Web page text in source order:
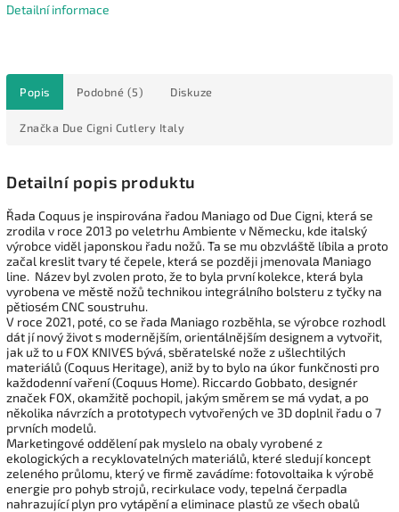
Detailní informace
Popis Podobné (5) Diskuze
Značka Due Cigni Cutlery Italy
Detailní popis produktu
Řada Coquus je inspirována řadou Maniago od Due Cigni, která se
zrodila v roce 2013 po veletrhu Ambiente v Německu, kde italský
výrobce viděl japonskou řadu nožů. Ta se mu obzvláště líbila a proto
začal kreslit tvary té čepele, která se později jmenovala Maniago
line. Název byl zvolen proto, že to byla první kolekce, která byla
vyrobena ve městě nožů technikou integrálního bolsteru z tyčky na
pětiosém CNC soustruhu.
V roce 2021, poté, co se řada Maniago rozběhla, se výrobce rozhodl
dát jí nový život s modernějším, orientálnějším designem a vytvořit,
jak už to u FOX KNIVES bývá, sběratelské nože z ušlechtilých
materiálů (Coquus Heritage), aniž by to bylo na úkor funkčnosti pro
každodenní vaření (Coquus Home). Riccardo Gobbato, designér
značek FOX, okamžitě pochopil, jakým směrem se má vydat, a po
několika návrzích a prototypech vytvořených ve 3D doplnil řadu o 7
prvních modelů.
Marketingové oddělení pak myslelo na obaly vyrobené z
ekologických a recyklovatelných materiálů, které sledují koncept
zeleného průlomu, který ve firmě zavádíme: fotovoltaika k výrobě
energie pro pohyb strojů, recirkulace vody, tepelná čerpadla
nahrazující plyn pro vytápění a eliminace plastů ze všech obalů